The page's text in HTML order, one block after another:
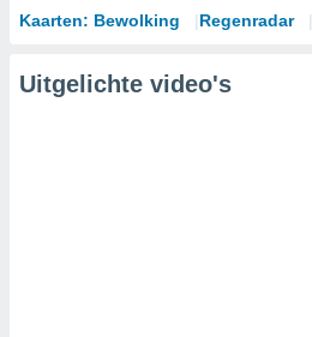
Kaarten: Bewolking Regenradar
Uitgelichte video's